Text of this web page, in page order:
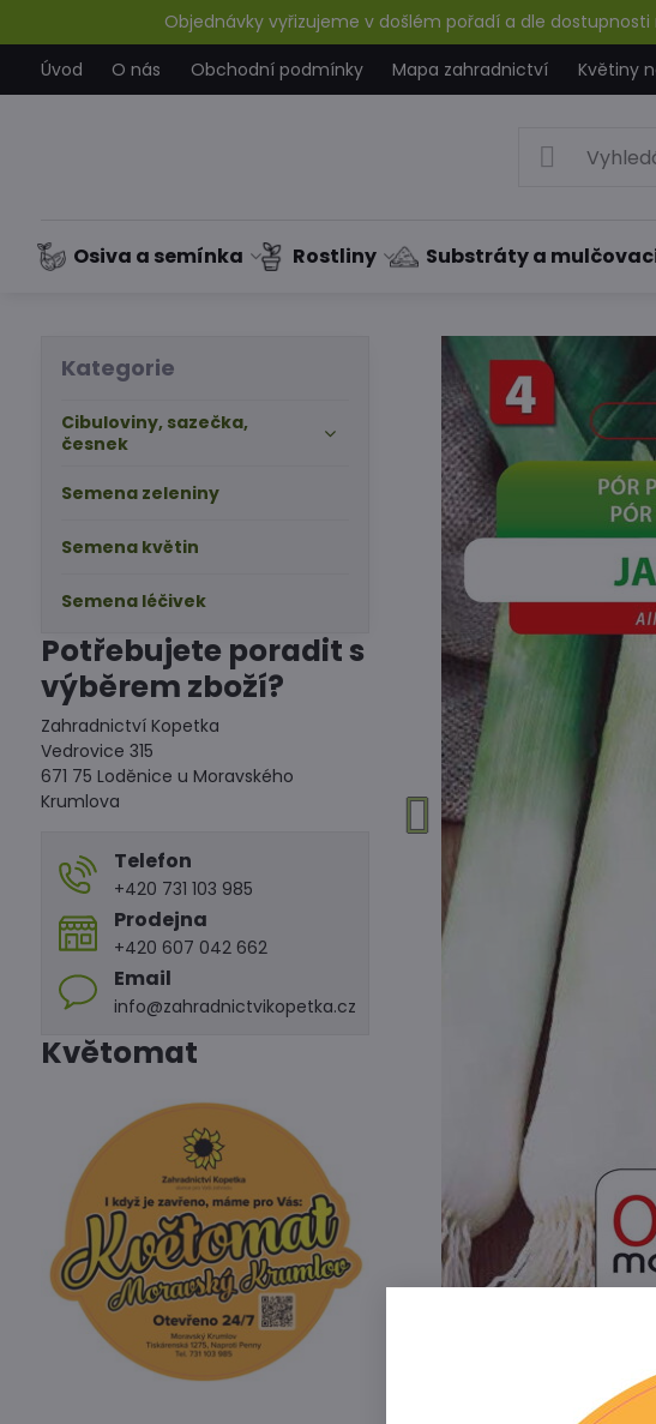
Objednávky vyřizujeme v došlém pořadí a dle dostupnosti
Úvod
O nás Obchodní podmínky Mapa zahradnictví Květiny
Osiva a semínka Rostliny Substráty a
Kategorie
Cibuloviny, sazečka,
česnek
Semena zeleniny
Semena květin
Semena léčivek
Potřebujete poradit s
výběrem zboží?
Zahradnictví Kopetka
Vedrovice 315
671 75 Loděnice u Moravského
Krumlova
Telefon
+420 731 103 985
Prodejna
+420 607 042 662
Email
info@zahradnictvikopetka.cz
Květomat